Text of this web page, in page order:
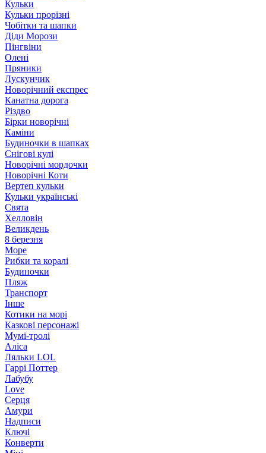
Кульки
Кульки прорізні
Чобітки та шапки
Діди Морози
Пінгвіни
Олені
Пряники
Лускунчик
Новорічний експрес
Канатна дорога
Різдво
Бірки новорічні
Каміни
Будиночки в шапках
Снігові кулі
Новорічні мордочки
Новорічні Коти
Вертеп кульки
Кульки українські
Свята
Хелловін
Великдень
8 березня
Море
Рибки та коралі
Будиночки
Пляж
Транспорт
Інше
Котики на морі
Казкові персонажі
Мумі-тролі
Аліса
Ляльки LOL
Гаррі Поттер
Лабубу
Love
Серця
Амури
Надписи
Ключі
Конверти